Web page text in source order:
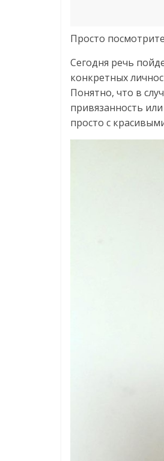
Просто
Сегодня речь
конкретных
Понятно, что в
привязанность
просто с